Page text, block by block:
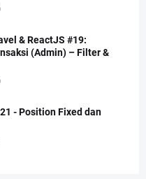
& ReactJS #19:
(Admin) – Filter &
- Position Fixed dan